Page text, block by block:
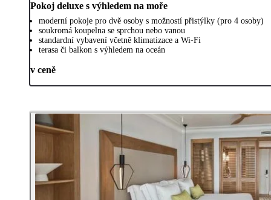
Pokoj deluxe s výhledem na moře
moderní pokoje pro dvě osoby s možností přistýlky (pro 4 osoby)
soukromá koupelna se sprchou nebo vanou
standardní vybavení včetně klimatizace a Wi-Fi
terasa či balkon s výhledem na oceán
v ceně